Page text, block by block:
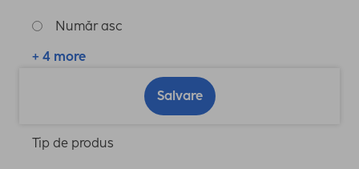
Număr asc
+ 4 more
Salvare
Tip de produs